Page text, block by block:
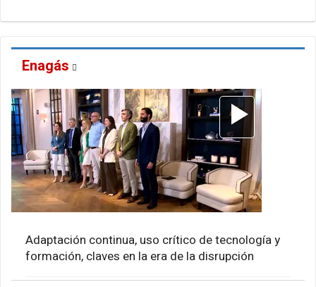
Enagás
Adaptación continua, uso crítico de tecnología y
formación, claves en la era de la disrupción